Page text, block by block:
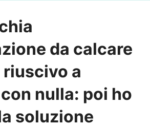
da calcare
a
nulla: poi ho
soluzione